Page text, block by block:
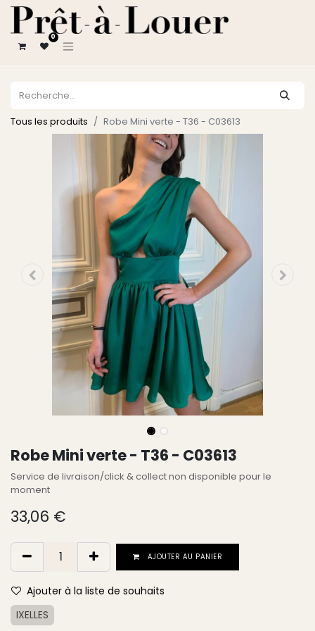
0
Tous les produits Robe Mini verte - T36 - C03613
Robe Mini verte - T36 - C03613
Service de livraison/click & collect non disponible pour le
moment
33,06 €
AJOUTER AU PANIER
Ajouter à la liste de souhaits
IXELLES